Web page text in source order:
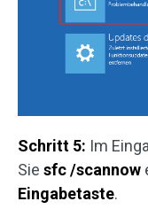
Schritt 5: Im
Sie sfc /scannow
Eingabetaste.